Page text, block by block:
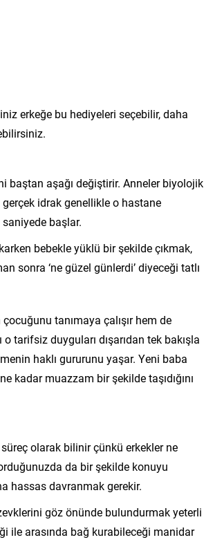
erkeğe bu hediyeleri seçebilir, daha
baştan aşağı değiştirir. Anneler biyolojik
idrak genellikle o hastane
başlar.
bebekle yüklü bir şekilde çıkmak,
sonra ‘ne güzel günlerdi’ diyeceği tatlı
tanımaya çalışır hem de
tarifsiz duyguları dışarıdan tek bakışla
haklı gururunu yaşar. Yeni baba
kadar muazzam bir şekilde taşıdığını
olarak bilinir çünkü erkekler ne
da bir şekilde konuyu
hassas davranmak gerekir.
göz önünde bulundurmak yeterli
ile arasında bağ kurabileceği manidar